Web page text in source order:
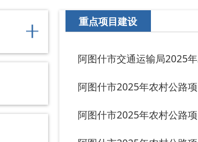
阿图什市2025年农村公路项目进展情况报告
阿图什市2025年农村公路项目推进情况
阿图什市交通运输局重点项目进展情况报告
公共交通及服务